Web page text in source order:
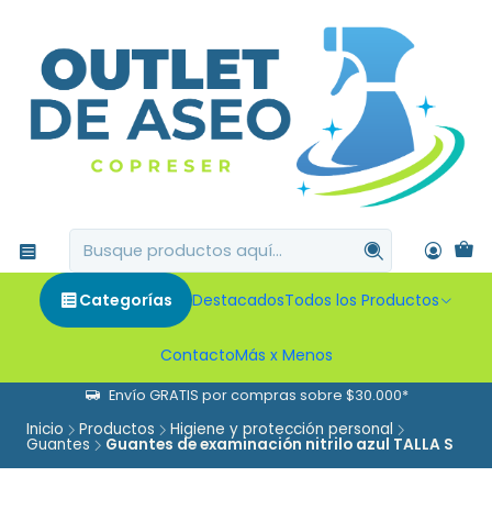
Categorías DestacadosTodos los Productos
ContactoMás x Menos
Envío GRATIS por compras sobre $30.000*
Inicio Productos Higiene y protección personal
Guantes Guantes de examinación nitrilo azul TALLA S